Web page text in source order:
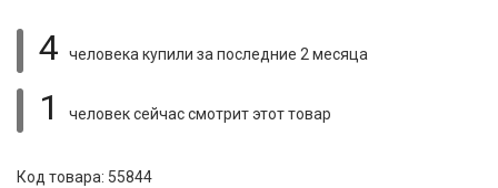
4 человека купили за последние 2 месяца
1 человек сейчас смотритэтот товар
Код товара: 55844